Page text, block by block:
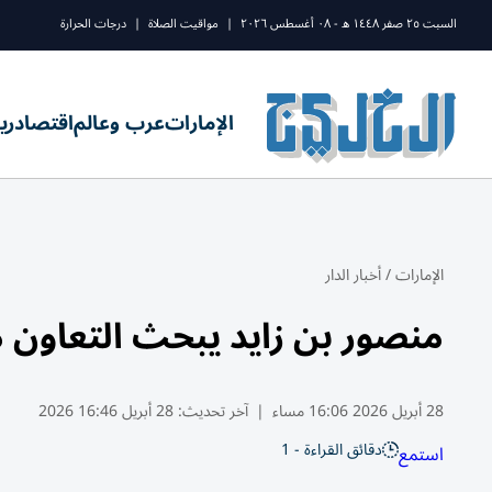
السبت ٢٥ صفر ١٤٤٨ ه - ٠٨ أغسطس ٢٠٢٦ | مواقيت الصلاة | درجات الحرارة
الإماراتعرب وعالماقتصاد
الإمارات/أخبار الدار
منصور بن زايد يبحث
28 أبريل 2026 16:06 مساء | آخر تحديث:28 أبريل 16:46 2026
استمع دقائق القراءة - 1